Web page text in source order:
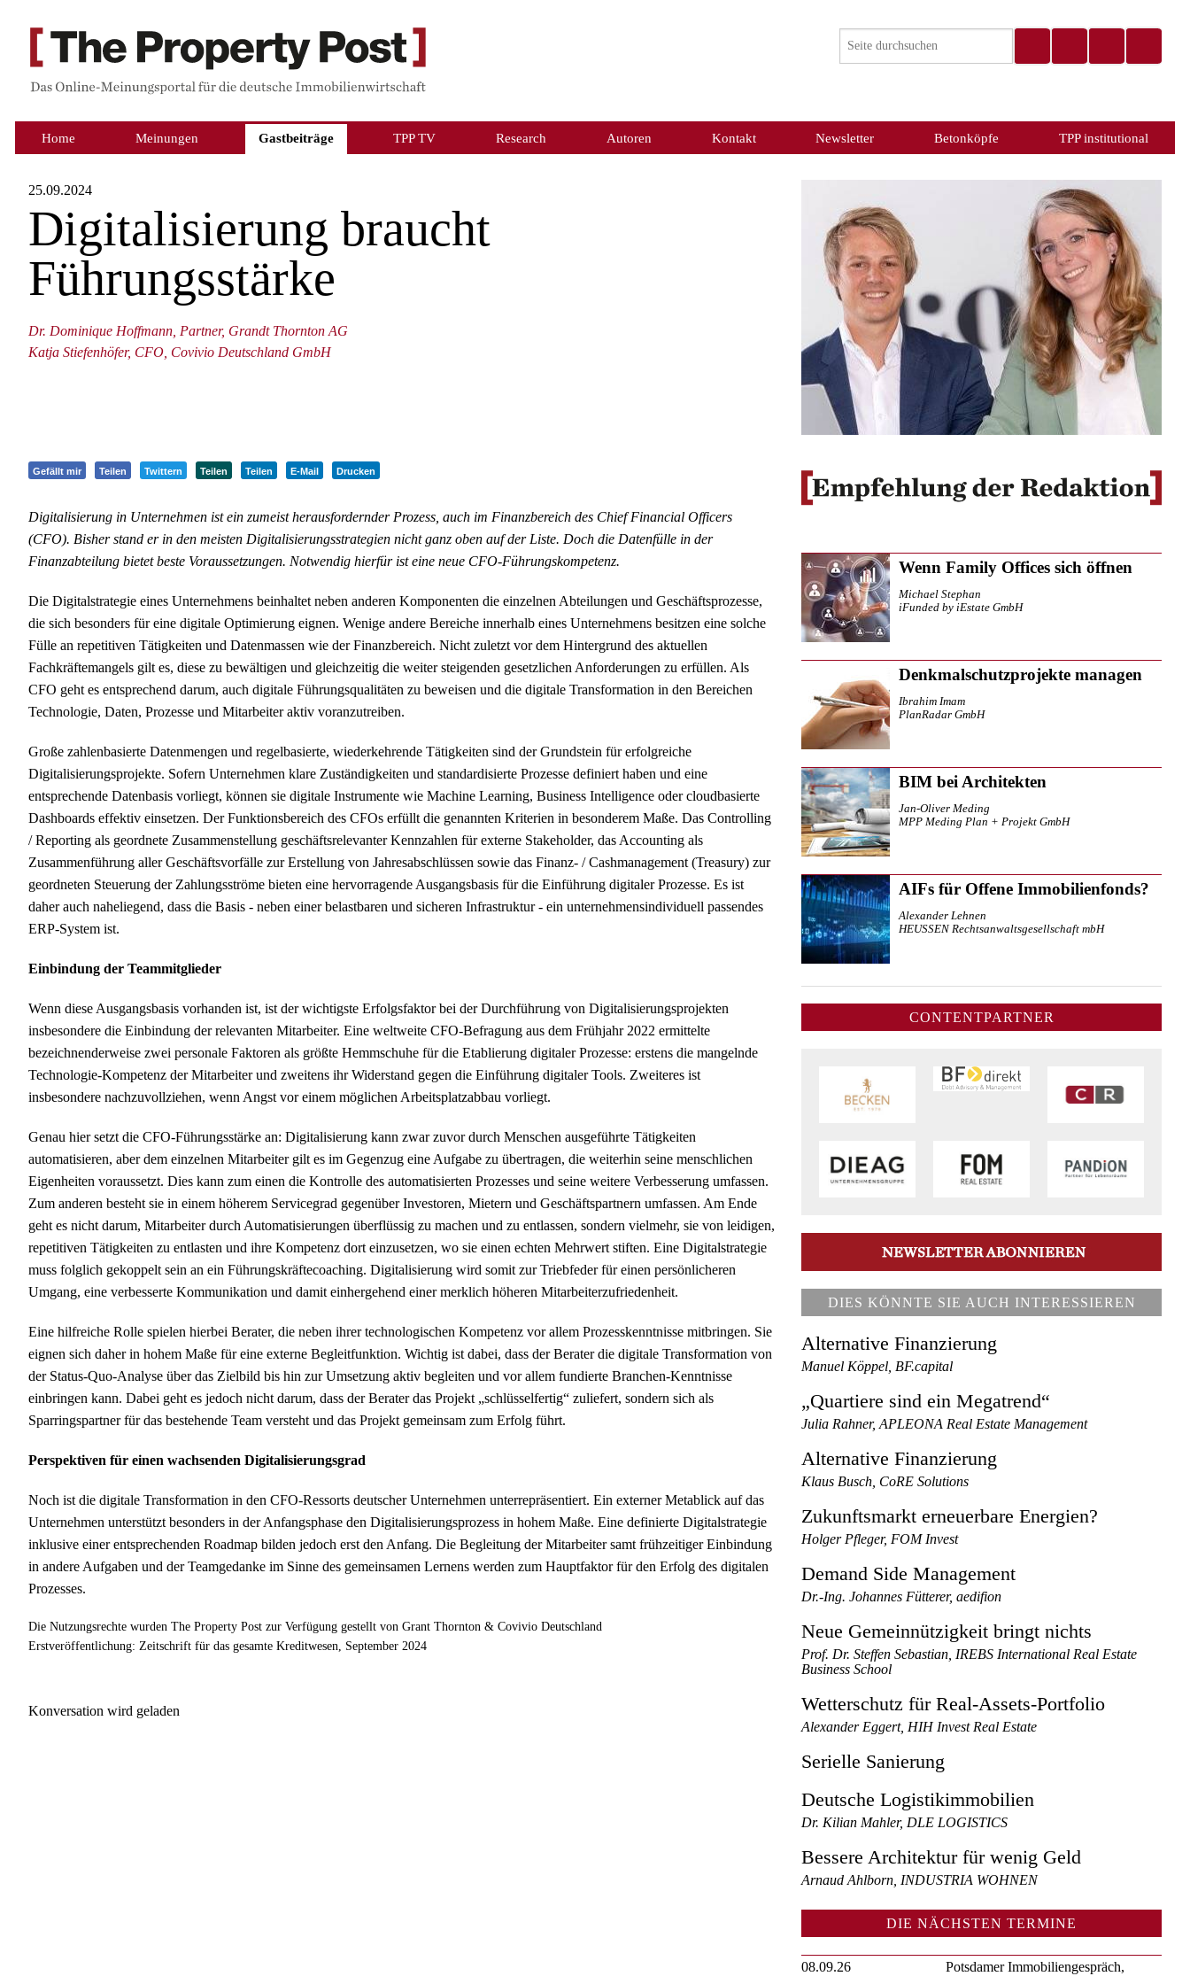
Home Meinungen Gastbeiträge TPP TV Research Autoren Kontakt Newsletter Betonköpfe TPP institutional
25.09.2024
Digitalisierung braucht
Führungsstärke
Dr. Dominique Hoffmann, Partner, Grandt Thornton AG
Katja Stiefenhöfer, CFO, Covivio Deutschland GmbH
Gefällt mir Teilen Twittern Teilen Teilen E-Mail Drucken
Digitalisierung in Unternehmen ist ein zumeist herausfordernder Prozess, auch im Finanzbereich des Chief Financial Officers
(CFO). Bisher stand er in den meisten Digitalisierungsstrategien nicht ganz oben auf der Liste. Doch die Datenfülle in der
Finanzabteilung bietet beste Voraussetzungen. Notwendig hierfür ist eine neue CFO-Führungskompetenz.
Die Digitalstrategie eines Unternehmens beinhaltet neben anderen Komponenten die einzelnen Abteilungen und Geschäftsprozesse,
die sich besonders für eine digitale Optimierung eignen. Wenige andere Bereiche innerhalb eines Unternehmens besitzen eine solche
Fülle an repetitiven Tätigkeiten und Datenmassen wie der Finanzbereich. Nicht zuletzt vor dem Hintergrund des aktuellen
Fachkräftemangels gilt es, diese zu bewältigen und gleichzeitig die weiter steigenden gesetzlichen Anforderungen zu erfüllen. Als
CFO geht es entsprechend darum, auch digitale Führungsqualitäten zu beweisen und die digitale Transformation in den Bereichen
Technologie, Daten, Prozesse und Mitarbeiter aktiv voranzutreiben.
Große zahlenbasierte Datenmengen und regelbasierte, wiederkehrende Tätigkeiten sind der Grundstein für erfolgreiche
Digitalisierungsprojekte. Sofern Unternehmen klare Zuständigkeiten und standardisierte Prozesse definiert haben und eine
entsprechende Datenbasis vorliegt, können sie digitale Instrumente wie Machine Learning, Business Intelligence oder cloudbasierte
Dashboards effektiv einsetzen. Der Funktionsbereich des CFOs erfüllt die genannten Kriterien in besonderem Maße. Das Controlling
/ Reporting als geordnete Zusammenstellung geschäftsrelevanter Kennzahlen für externe Stakeholder, das Accounting als
Zusammenführung aller Geschäftsvorfälle zur Erstellung von Jahresabschlüssen sowie das Finanz- / Cashmanagement (Treasury) zur
geordneten Steuerung der Zahlungsströme bieten eine hervorragende Ausgangsbasis für die Einführung digitaler Prozesse. Es ist
daher auch naheliegend, dass die Basis - neben einer belastbaren und sicheren Infrastruktur - ein unternehmensindividuell passendes
ERP-System ist.
Einbindung der Teammitglieder
Wenn diese Ausgangsbasis vorhanden ist, ist der wichtigste Erfolgsfaktor bei der Durchführung von Digitalisierungsprojekten
insbesondere die Einbindung der relevanten Mitarbeiter. Eine weltweite CFO-Befragung aus dem Frühjahr 2022 ermittelte
bezeichnenderweise zwei personale Faktoren als größte Hemmschuhe für die Etablierung digitaler Prozesse: erstens die mangelnde
Technologie-Kompetenz der Mitarbeiter und zweitens ihr Widerstand gegen die Einführung digitaler Tools. Zweiteres ist
insbesondere nachzuvollziehen, wenn Angst vor einem möglichen Arbeitsplatzabbau vorliegt.
Genau hier setzt die CFO-Führungsstärke an: Digitalisierung kann zwar zuvor durch Menschen ausgeführte Tätigkeiten
automatisieren, aber dem einzelnen Mitarbeiter gilt es im Gegenzug eine Aufgabe zu übertragen, die weiterhin seine menschlichen
Eigenheiten voraussetzt. Dies kann zum einen die Kontrolle des automatisierten Prozesses und seine weitere Verbesserung umfassen.
Zum anderen besteht sie in einem höherem Servicegrad gegenüber Investoren, Mietern und Geschäftspartnern umfassen. Am Ende
geht es nicht darum, Mitarbeiter durch Automatisierungen überflüssig zu machen und zu entlassen, sondern vielmehr, sie von leidigen,
repetitiven Tätigkeiten zu entlasten und ihre Kompetenz dort einzusetzen, wo sie einen echten Mehrwert stiften. Eine Digitalstrategie
muss folglich gekoppelt sein an ein Führungskräftecoaching. Digitalisierung wird somit zur Triebfeder für einen persönlicheren
Umgang, eine verbesserte Kommunikation und damit einhergehend einer merklich höheren Mitarbeiterzufriedenheit.
Eine hilfreiche Rolle spielen hierbei Berater, die neben ihrer technologischen Kompetenz vor allem Prozesskenntnisse mitbringen. Sie
eignen sich daher in hohem Maße für eine externe Begleitfunktion. Wichtig ist dabei, dass der Berater die digitale Transformation von
der Status-Quo-Analyse über das Zielbild bis hin zur Umsetzung aktiv begleiten und vor allem fundierte Branchen-Kenntnisse
einbringen kann. Dabei geht es jedoch nicht darum, dass der Berater das Projekt „schlüsselfertig“ zuliefert, sondern sich als
Sparringspartner für das bestehende Team versteht und das Projekt gemeinsam zum Erfolg führt.
Perspektiven für einen wachsenden Digitalisierungsgrad
Noch ist die digitale Transformation in den CFO-Ressorts deutscher Unternehmen unterrepräsentiert. Ein externer Metablick auf das
Unternehmen unterstützt besonders in der Anfangsphase den Digitalisierungsprozess in hohem Maße. Eine definierte Digitalstrategie
inklusive einer entsprechenden Roadmap bilden jedoch erst den Anfang. Die Begleitung der Mitarbeiter samt frühzeitiger Einbindung
in andere Aufgaben und der Teamgedanke im Sinne des gemeinsamen Lernens werden zum Hauptfaktor für den Erfolg des digitalen
Prozesses.
Die Nutzungsrechte wurden The Property Post zur Verfügung gestellt von Grant Thornton & Covivio Deutschland
Erstveröffentlichung: Zeitschrift für das gesamte Kreditwesen, September 2024
Konversation wird geladen
Wenn Family Offices sich öffnen
Michael Stephan
iFunded by iEstate GmbH
Denkmalschutzprojekte managen
Ibrahim Imam
PlanRadar GmbH
BIM bei Architekten
Jan-Oliver Meding
MPP Meding Plan + Projekt GmbH
AIFs für Offene Immobilienfonds?
Alexander Lehnen
HEUSSEN Rechtsanwaltsgesellschaft mbH
CONTENTPARTNER
DIES KÖNNTE SIE AUCH INTERESSIEREN
Alternative Finanzierung
Manuel Köppel, BF.capital
„Quartiere sind ein Megatrend“
Julia Rahner, APLEONA Real Estate Management
Alternative Finanzierung
Klaus Busch, CoRE Solutions
Zukunftsmarkt erneuerbare Energien?
Holger Pfleger, FOM Invest
Demand Side Management
Dr.-Ing. Johannes Fütterer, aedifion
Neue Gemeinnützigkeit bringt nichts
Prof. Dr. Steffen Sebastian, IREBS International Real Estate
Business School
Wetterschutz für Real-Assets-Portfolio
Alexander Eggert, HIH Invest Real Estate
Serielle Sanierung
Deutsche Logistikimmobilien
Dr. Kilian Mahler, DLE LOGISTICS
Bessere Architektur für wenig Geld
Arnaud Ahlborn, INDUSTRIA WOHNEN
DIE NÄCHSTEN TERMINE
08.09.26
Potsdamer Immobiliengespräch,